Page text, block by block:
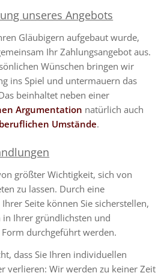
unseres Angebots
Gläubigern aufgebaut wurde,
Ihr Zahlungsangebot aus.
Wünschen bringen wir
ins Spiel und untermauern das
beinhaltet neben einer
Argumentation natürlich auch
Umstände.
größter Wichtigkeit, sich von
zu lassen. Durch eine
Ihrer Seite können Sie sicherstellen,
in Ihrer gründlichsten und
durchgeführt werden.
dass Sie Ihren individuellen
verlieren: Wir werden zu keiner Zeit